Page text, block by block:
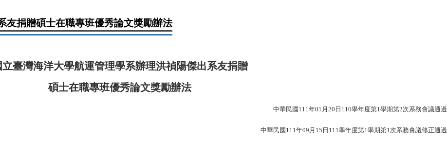
友捐贈碩士在職專班優秀論文獎勵辦法
立臺灣海洋大學航運管理學系辦理洪禎陽傑出系友捐贈
碩士在職專班優秀論文獎勵辦法
中華民國111年01月20日110學年度第1學期第2次系務會議通過
中華民國111年09月15日111學年度第1學期第1次系務會議修正通過